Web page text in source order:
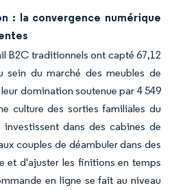
: la convergence numérique
B2C traditionnels ont capté 67,12
sein du marché des meubles de
domination soutenue par 4 549
culture des sorties familiales du
dans des cabines de
couples de déambuler dans des
et d'ajuster les finitions en temps
en ligne se fait au niveau